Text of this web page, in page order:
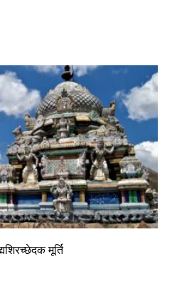
मूर्ति